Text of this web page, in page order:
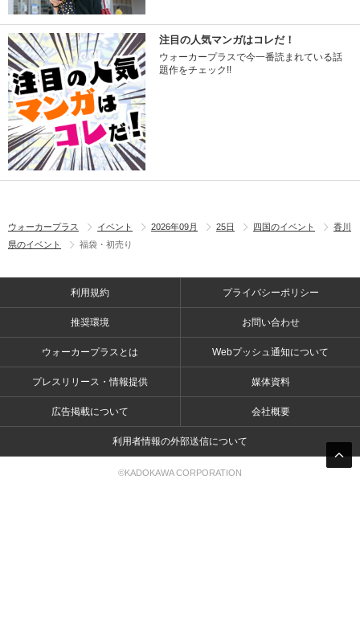
注目の人気マンガはコレだ！
ウォーカープラスで今一番読まれている話
題作をチェック!!
ウォーカープラス イベント 2026年09月 25日 四国のイベント
香川
県のイベント
福袋・初売り
利用規約 プライバシーポリシー
推奨環境 お問い合わせ
ウォーカープラスとは Webプッシュ通知について
プレスリリース・情報提供 媒体資料
広告掲載について 会社概要
利用者情報の外部送信について
©KADOKAWA CORPORATION